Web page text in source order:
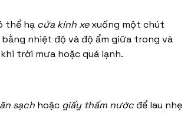
thể hạ cửa kính xexuống một chút
nhiệt độ và độ ẩm giữa trong và
trời mưa hoặc quá lạnh.
sạch hoặc giấy thấm nước để lau nhẹ